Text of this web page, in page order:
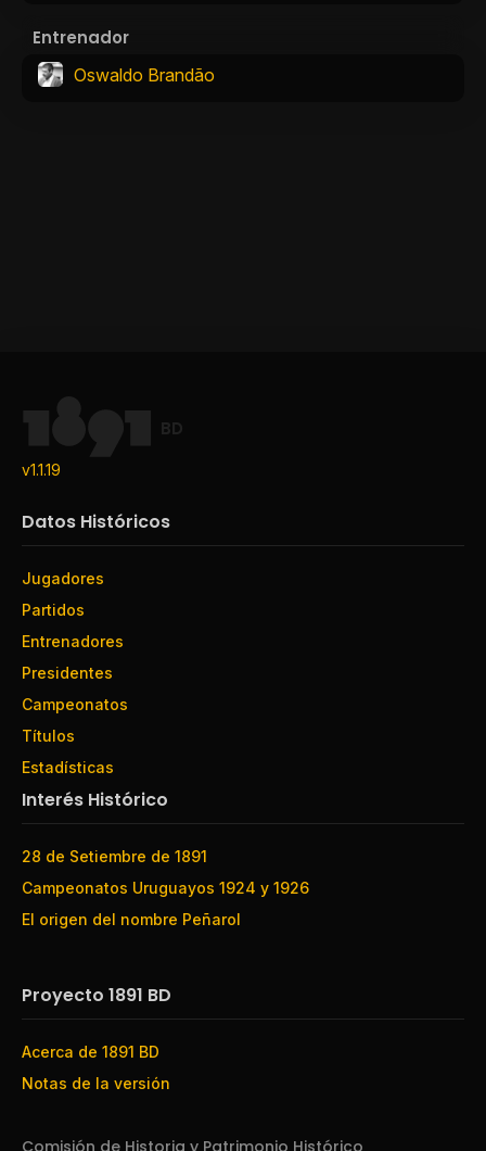
Entrenador
Oswaldo Brandão
BD
v1.1.19
Datos Históricos
Jugadores
Partidos
Entrenadores
Presidentes
Campeonatos
Títulos
Estadísticas
Interés Histórico
28 de Setiembre de 1891
Campeonatos Uruguayos 1924 y 1926
El origen del nombre Peñarol
Proyecto 1891 BD
Acerca de 1891 BD
Notas de la versión